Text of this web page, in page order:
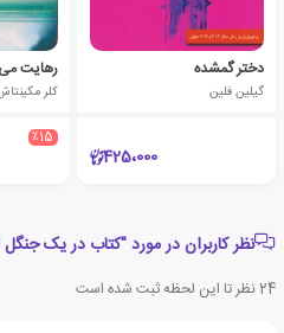
دختر گمشده
گیلین فلین
425،000
رهایت
کلر
٪15
نظر کاربران در مورد "کتاب در یک
24نظر تا این لحظه ثبت شده است